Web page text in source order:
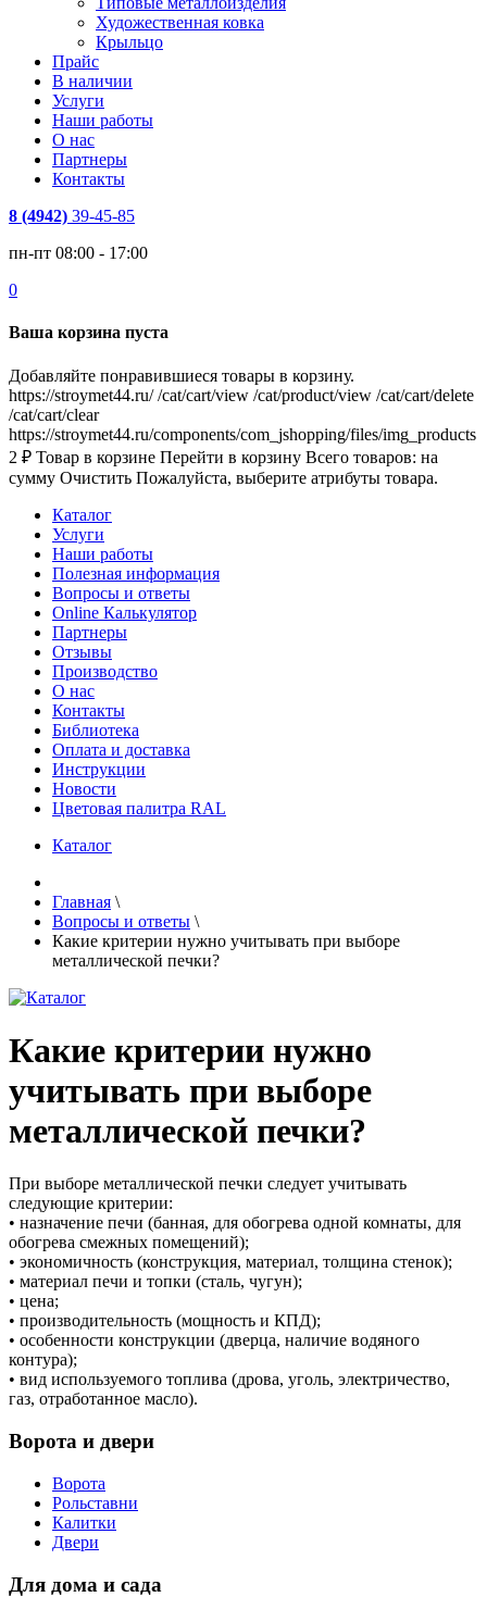
Художественная ковка
Крыльцо
Прайс
В наличии
Услуги
Наши работы
О нас
Партнеры
Контакты
8 (4942) 39-45-85
пн-пт 08:00 - 17:00
0
Ваша корзина пуста
Добавляйте понравившиеся товары в корзину.
https://stroymet44.ru/ /cat/cart/view /cat/product/view /cat/cart/delete
/cat/cart/clear
https://stroymet44.ru/components/com_jshopping/files/img_products
2 ₽ Товар в корзине Перейти в корзину Всего товаров: на
сумму Очистить Пожалуйста, выберите атрибуты товара.
Каталог
Услуги
Наши работы
Полезная информация
Вопросы и ответы
Online Калькулятор
Партнеры
Отзывы
Производство
О нас
Контакты
Библиотека
Оплата и доставка
Инструкции
Новости
Цветовая палитра RAL
Каталог
Главная \
Вопросы и ответы \
Какие критерии нужно учитывать при выборе
металлической печки?
Какие критерии нужно
учитывать при выборе
металлической печки?
При выборе металлической печки следует учитывать
следующие критерии:
• назначение печи (банная, для обогрева одной комнаты, для
обогрева смежных помещений);
• экономичность (конструкция, материал, толщина стенок);
• материал печи и топки (сталь, чугун);
• цена;
• производительность (мощность и КПД);
• особенности конструкции (дверца, наличие водяного
контура);
• вид используемого топлива (дрова, уголь, электричество,
газ, отработанное масло).
Ворота и двери
Ворота
Рольставни
Калитки
Двери
Для дома и сада